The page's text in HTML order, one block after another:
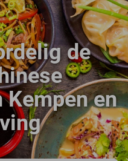
beschikbaar
leden
9,4
deals
de
en